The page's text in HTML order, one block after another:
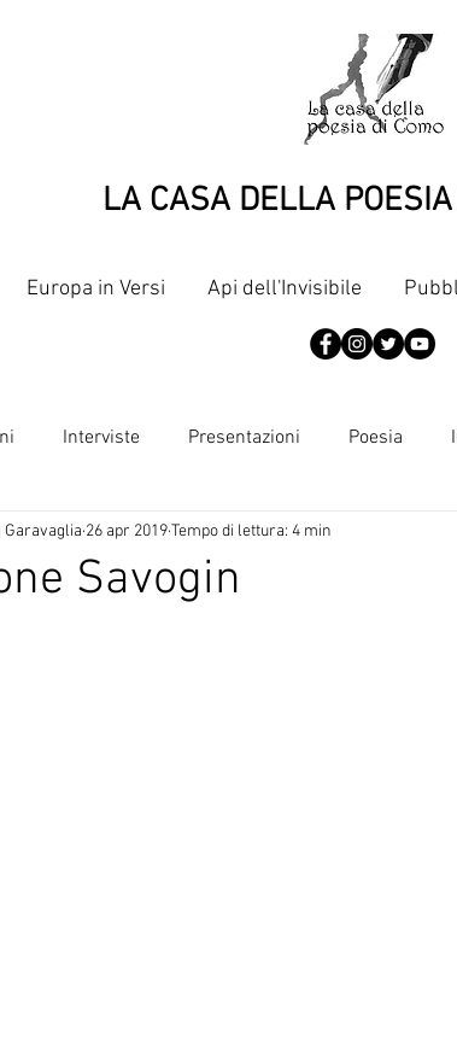
LA CASA DELLA
Europa in Versi Api dell'Invisibile
Interviste Presentazioni Poesia
Articoli Pubblicazioni
Savogin
Garavaglia 26 apr 2019Tempo di lettura: 4 min